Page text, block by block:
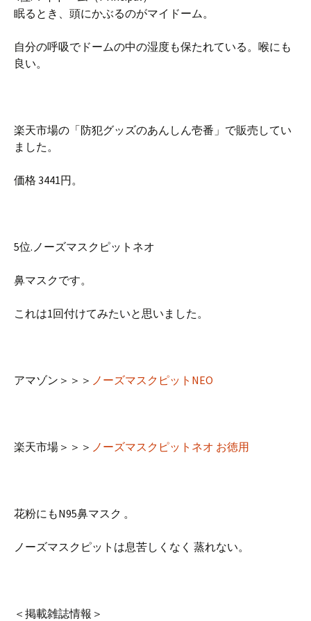
眠るとき、頭にかぶるのがマイドーム。
自分の呼吸でドームの中の湿度も保たれている。喉にも
良い。
楽天市場の「防犯グッズのあんしん壱番」で販売してい
ました。
価格 3441円。
5位.ノーズマスクピットネオ
鼻マスクです。
これは1回付けてみたいと思いました。
アマゾン＞＞＞ ノーズマスクピットNEO
楽天市場＞＞＞ ノーズマスクピットネオ お徳用
花粉にもN95鼻マスク 。
ノーズマスクピットは息苦しくなく 蒸れない。
＜掲載雑誌情報＞